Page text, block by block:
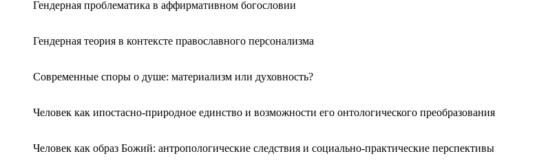
Гендерная проблематика в аффирмативном богословии
Гендерная теория в контексте православного персонализма
Современные споры о душе: материализм или духовность?
Человек как ипостасно-природное единство и возможности его онтологического преобразования
Человек как образ Божий: антропологические следствия и социально-практические перспективы